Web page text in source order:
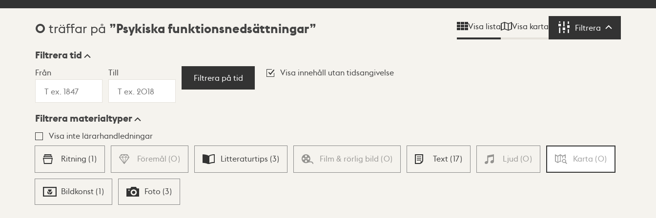
Sökresultat
0 träffar på Psykiska funktionsnedsättningar Visa lista Visa karta Filtrera Filtrera
Visningsläge
Lista Karta
Filtrera tid
Från Till
Filtrera på tid
Visa innehåll utan tidsangivelse
Filtrera materialtyper
Visa inte lärarhandledningar
Ritning (1) Föremål (0) Litteraturtips (3) Film & rörlig bild (0) Text (17) Ljud (0) Karta (0)
Bildkonst (1) Foto (3)